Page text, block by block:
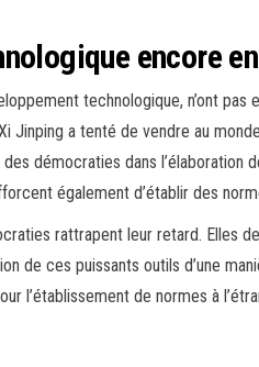
encore
technologique, n’ont pas
Jinping a tenté de vendre au
démocraties dans l’élaboration
également d’établir des
rattrapent leur retard. Elles
de ces puissants outils d’une
l’établissement de normes à